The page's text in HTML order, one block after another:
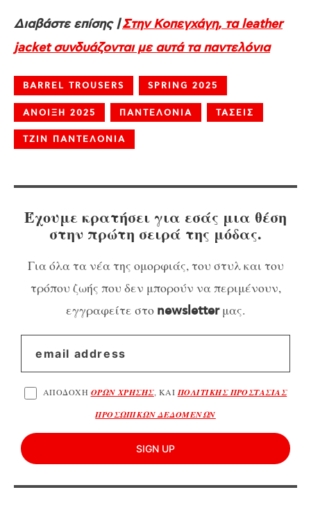
Διαβάστε επίσης |Στην Κοπεγχάγη, τα leather
jacket συνδυάζονται με αυτά τα παντελόνια
BARREL TROUSERS SPRING 2025
ΑΝΟΙΞΗ 2025 ΠΑΝΤΕΛΟΝΙΑ ΤΑΣΕΙΣ
ΤΖΙΝ ΠΑΝΤΕΛΟΝΙΑ
Έχουμε κρατήσει για εσάς μια θέση
στην πρώτη σειρά της μόδας.
Για όλα τα νέα της ομορφιάς, του στυλ και του
τρόπου ζωής που δεν μπορούν να περιμένουν,
εγγραφείτε στο newsletterμας.
ΑΠΟΔΟΧΗ ΟΡΩΝ ΧΡΗΣΗΣ, ΚΑΙ ΠΟΛΙΤΙΚΗΣ ΠΡΟΣΤΑΣΙΑΣ
ΠΡΟΣΩΠΙΚΩΝ ΔΕΔΟΜΕΝΩΝ
SIGN UP